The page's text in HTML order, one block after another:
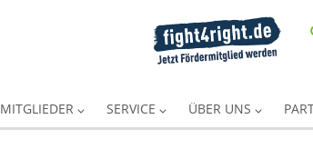
MITGLIEDER SERVICE ÜBER UNS